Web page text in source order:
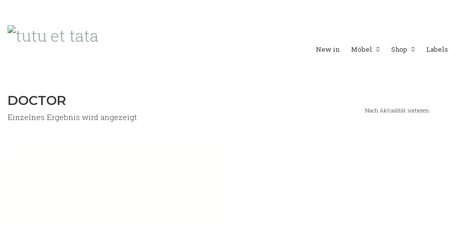
New in Möbel Shop Labels
DOCTOR
Einzelnes Ergebnis wird angezeigt
Nach Aktualität sortieren